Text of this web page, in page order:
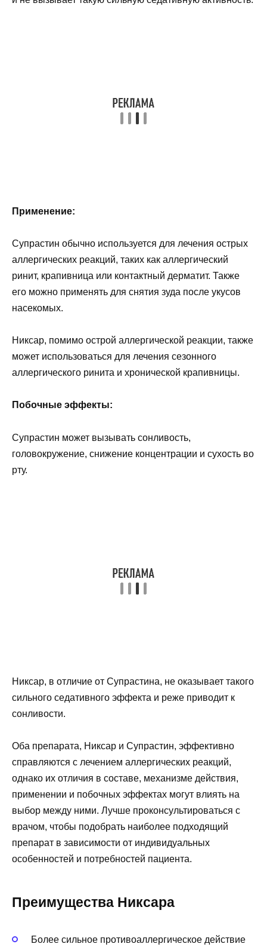
Применение:
Супрастин обычно используется для лечения острых
аллергических реакций, таких как аллергический
ринит, крапивница или контактный дерматит. Также
его можно применять для снятия зуда после укусов
насекомых.
Никсар, помимо острой аллергической реакции, также
может использоваться для лечения сезонного
аллергического ринита и хронической крапивницы.
Побочные эффекты:
Супрастин может вызывать сонливость,
головокружение, снижение концентрации и сухость во
рту.
Никсар, в отличие от Супрастина, не оказывает такого
сильного седативного эффекта и реже приводит к
сонливости.
Оба препарата, Никсар и Супрастин, эффективно
справляются с лечением аллергических реакций,
однако их отличия в составе, механизме действия,
применении и побочных эффектах могут влиять на
выбор между ними. Лучше проконсультироваться с
врачом, чтобы подобрать наиболее подходящий
препарат в зависимости от индивидуальных
особенностей и потребностей пациента.
Преимущества Никсара
Более сильное противоаллергическое действие